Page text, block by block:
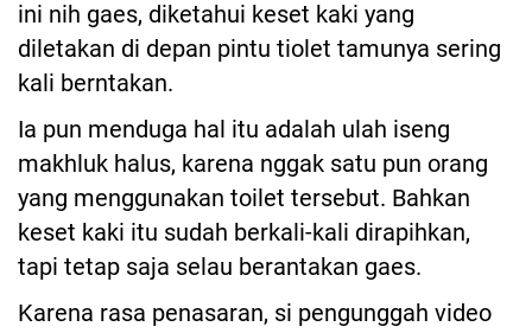
ini nih gaes, diketahui keset kaki yang
diletakan di depan pintu tiolet tamunya sering
kali berntakan.
Ia pun menduga hal itu adalah ulah iseng
makhluk halus, karena nggak satu pun orang
yang menggunakan toilet tersebut. Bahkan
keset kaki itu sudah berkali-kali dirapihkan,
tapi tetap saja selau berantakan gaes.
Karena rasa penasaran, si pengunggah video